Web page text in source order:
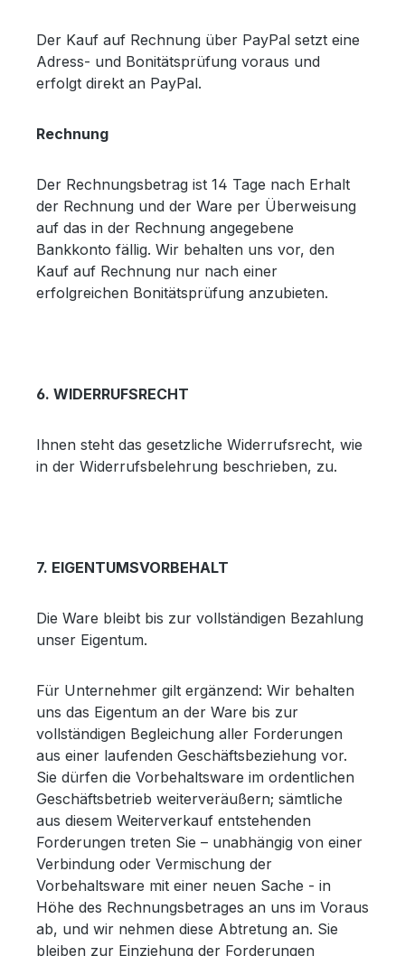
Der Kauf auf Rechnung über PayPal setzt eine
Adress- und Bonitätsprüfung voraus und
erfolgt direkt an PayPal.
Rechnung
Der Rechnungsbetrag ist 14 Tage nach Erhalt
der Rechnung und der Ware per Überweisung
auf das in der Rechnung angegebene
Bankkonto fällig. Wir behalten uns vor, den
Kauf auf Rechnung nur nach einer
erfolgreichen Bonitätsprüfung anzubieten.
6. WIDERRUFSRECHT
Ihnen steht das gesetzliche Widerrufsrecht, wie
in der Widerrufsbelehrung beschrieben, zu.
7. EIGENTUMSVORBEHALT
Die Ware bleibt bis zur vollständigen Bezahlung
unser Eigentum.
Für Unternehmer gilt ergänzend: Wir behalten
uns das Eigentum an der Ware bis zur
vollständigen Begleichung aller Forderungen
aus einer laufenden Geschäftsbeziehung vor.
Sie dürfen die Vorbehaltsware im ordentlichen
Geschäftsbetrieb weiterveräußern; sämtliche
aus diesem Weiterverkauf entstehenden
Forderungen treten Sie – unabhängig von einer
Verbindung oder Vermischung der
Vorbehaltsware mit einer neuen Sache - in
Höhe des Rechnungsbetrages an uns im Voraus
ab, und wir nehmen diese Abtretung an. Sie
bleiben zur Einziehung der Forderungen